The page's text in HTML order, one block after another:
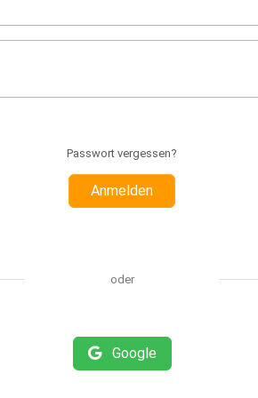
Passwort vergessen?
Anmelden
oder
Google